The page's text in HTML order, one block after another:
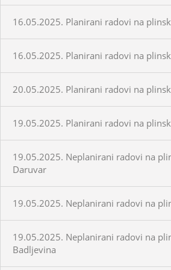
16.05.2025. Planirani radovi na
16.05.2025. Planirani radovi na
20.05.2025. Planirani radovi na
19.05.2025. Planirani radovi na
19.05.2025. Neplanirani radovi na
Daruvar
19.05.2025. Neplanirani radovi na
19.05.2025. Neplanirani radovi na
Badljevina